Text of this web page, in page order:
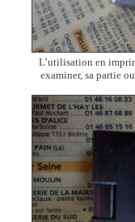
L’utilisation en
examiner, sa partie